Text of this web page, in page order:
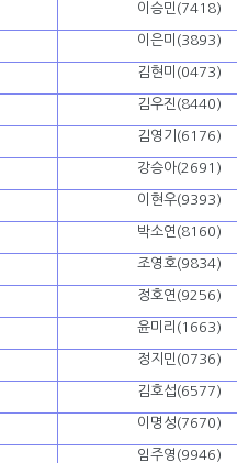
이승민(7418)
이은미(3893)
김현미(0473)
김우진(8440)
김영기(6176)
강승아(2691)
이현우(9393)
박소연(8160)
조영호(9834)
정호연(9256)
윤미리(1663)
정지민(0736)
김호섭(6577)
이명성(7670)
임주영(9946)